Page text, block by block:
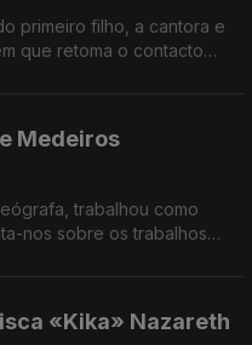
primeiro filho, a cantora e
que retoma o contacto
Medeiros
trabalhou como
nos sobre os trabalhos
«Kika» Nazareth